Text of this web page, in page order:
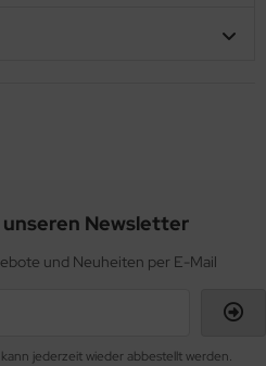
Newsletter
und Neuheiten per E-Mail
jederzeit wieder abbestellt werden.